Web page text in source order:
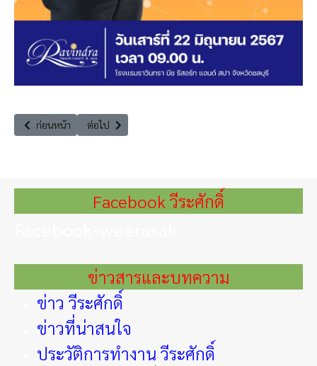
เนื้อหาก่อนหน้า: เครือข่ายท่องเที่ยวเพชรบุรีประกาศขับเคลื่อนการท่องเที่ย
ก่อนหน้า เนื้อหาถัดไป: นิทรรศการ ‘’ตลาดยั่งยืน’’
ต่อไป
Facebook วีระศักดิ์
ข่าวสารและบทความ
ข่าว วีระศักดิ์
ข่าวที่น่าสนใจ
ประวัติการทำงาน วีระศักดิ์